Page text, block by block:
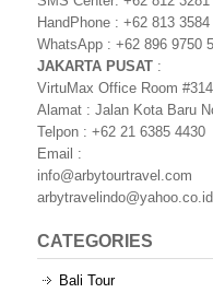
HandPhone : +62 813 3584
WhatsApp : +62 896 9750
JAKARTA PUSAT :
VirtuMax Office Room #314
Alamat : Jalan Kota Baru
Telpon : +62 21 6385 4430
Email :
info@arbytourtravel.com
arbytravelindo@yahoo.co.id
CATEGORIES
Bali Tour